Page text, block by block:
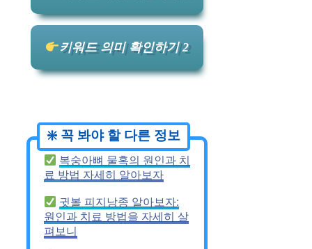
키워드 의미 확인하기 2
복숭아뼈 물혹의 원인과 치
료 방법 자세히 알아보자
귓볼 피지낭종 알아보자:
원인과 치료 방법을 자세히 살
펴보니